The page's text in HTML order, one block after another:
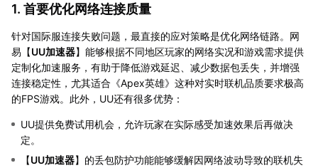
1. 首要优化网络连接质量
针对国际服连接失败问题，最直接的应对策略是优化网络链路。网
易【UU加速器】能够根据不同地区玩家的网络实况和游戏需求提供
定制化加速服务，有助于降低游戏延迟、减少数据包丢失，并增强
连接稳定性，尤其适合《Apex英雄》这种对实时联机品质要求极高
的FPS游戏。此外，UU还有很多优势：
UU提供免费试用机会，允许玩家在实际感受加速效果后再做决
定。
【UU加速器】的丢包防护功能能够缓解因网络波动导致的联机失